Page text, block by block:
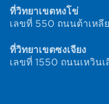
ที่วิทยาเขตหงโข่
เลขที่ 550 ถนนต้าเห
ที่วิทยาเขตซงเจียง
เลขที่ 1550 ถนนเหวิน